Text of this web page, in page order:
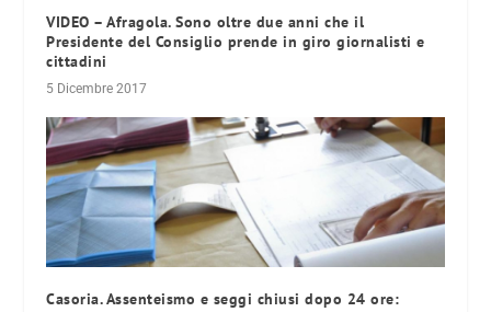
VIDEO – Afragola. Sono oltre due anni che il
Presidente del Consiglio prende in giro giornalisti e
cittadini
5 Dicembre 2017
Casoria. Assenteismo e seggi chiusi dopo 24 ore: